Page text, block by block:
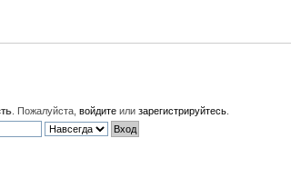
. Пожалуйста,войдите илизарегистрируйтесь